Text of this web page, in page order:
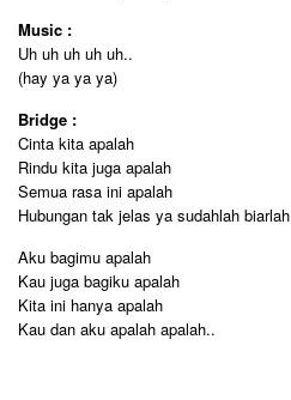
Music :
Uh uh uh uh uh..
(hay ya ya ya)
Bridge :
Cinta kita apalah
Rindu kita juga apalah
Semua rasa ini apalah
Hubungan tak jelas ya sudahlah biarlah
Aku bagimu apalah
Kau juga bagiku apalah
Kita ini hanya apalah
Kau dan aku apalah apalah..